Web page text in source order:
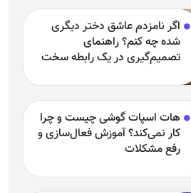
اگر نامزدم عاشق دختر دیگری
شده چه کنم؟ راهنمای
تصمیم‌گیری در یک رابطه سخت
هات اسپات گوشی چیست و چرا
کار نمی‌کند؟ آموزش فعال‌سازی و
رفع مشکلات